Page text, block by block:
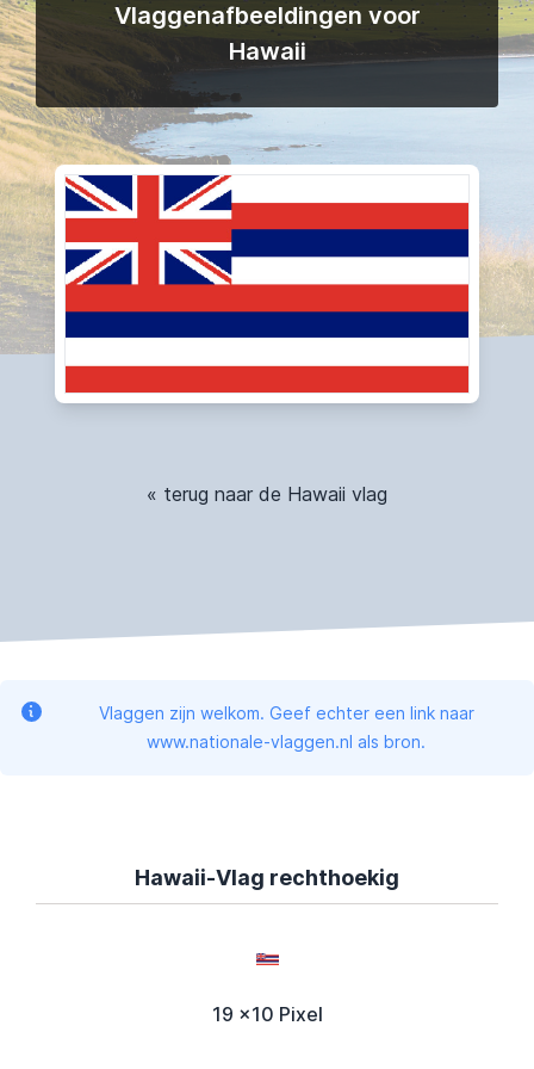
Vlaggenafbeeldingen voor
Hawaii
« terug naar de Hawaii vlag
Vlaggen zijn welkom. Geef echter een link naar
www.nationale-vlaggen.nl als bron.
Hawaii-Vlag rechthoekig
19 x10 Pixel